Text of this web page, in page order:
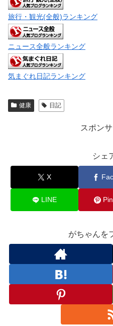
旅行・観光(全般)ランキング
ニュース全般ランキング
気まぐれ日記ランキング
健康 日記
スポン
シェ
X
LINE
がちゃんを